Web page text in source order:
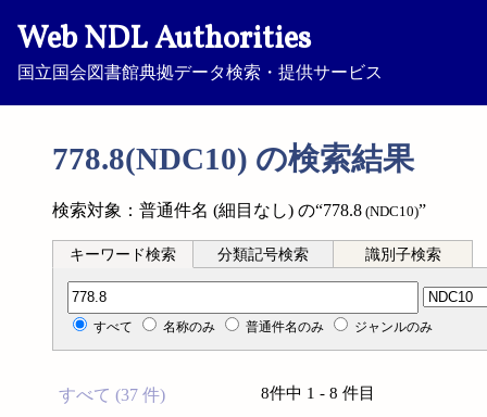
Web NDL Authorities
国立国会図書館典拠データ検索・提供サービス
778.8(NDC10) の検索結果
検索対象：普通件名 (細目なし) の“778.8 (NDC10)”
キーワード検索 分類記号検索 識別子検索
分類記号検索
すべて 名称のみ 普通件名のみ ジャンルのみ
すべて (37 件)
8件中 1 - 8 件目